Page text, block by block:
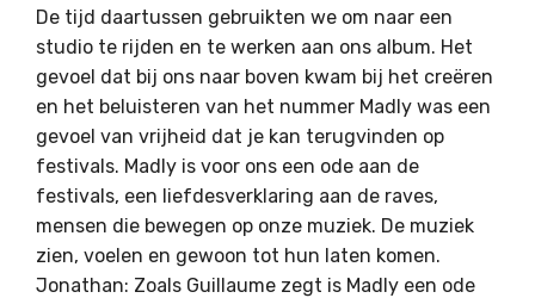
De tijd daartussen gebruikten we om naar een
studio te rijden en te werken aan ons album. Het
gevoel dat bij ons naar boven kwam bij het creëren
en het beluisteren van het nummer Madly was een
gevoel van vrijheid dat je kan terugvinden op
festivals. Madly is voor ons een ode aan de
festivals, een liefdesverklaring aan de raves,
mensen die bewegen op onze muziek. De muziek
zien, voelen en gewoon tot hun laten komen.
Jonathan: Zoals Guillaume zegt is Madly een ode